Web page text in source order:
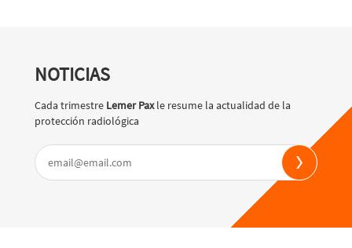
NOTICIAS
Cada trimestre Lemer Paxle resume la actualidad de la
protección radiológica